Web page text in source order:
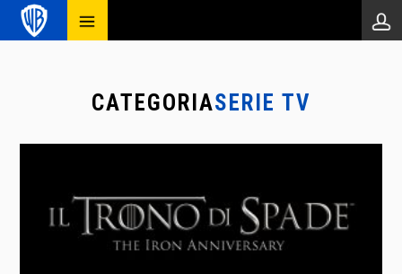
CATEGORIASERIE TV